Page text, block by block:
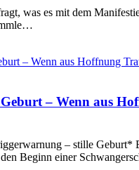
was es mit dem
– Wenn aus
– stille Geburt*
Beginn einer